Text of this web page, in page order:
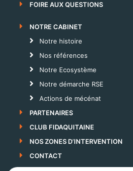
FOIRE AUX QUESTIONS
NOTRE CABINET
Notre histoire
Nos références
Notre Ecosystème
Notre démarche RSE
Actions de mécénat
PARTENAIRES
CLUB FIDAQUITAINE
NOS ZONES D’INTERVENTION
CONTACT